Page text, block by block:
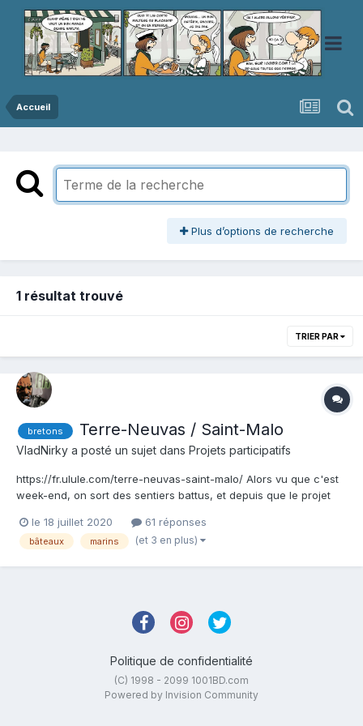
Accueil
Plus d’options de recherche
1 résultat trouvé
TRIER PAR
bretons Terre-Neuvas / Saint-Malo
VladNirky a posté un sujet dans Projets participatifs
https://fr.ulule.com/terre-neuvas-saint-malo/ Alors vu que c'est
week-end, on sort des sentiers battus, et depuis que le projet
s'y passe de temps à autre. Et là je pense qu'un projet m'a tapé
dans l’œil bien comme il faut. Terre-...
le 18 juillet 2020 61 réponses
bâteaux marins (et 3 en plus)
Politique de confidentialité
(C) 1998 - 2099 1001BD.com
Powered by Invision Community